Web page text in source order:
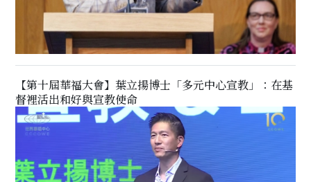
【第十屆華福大會】葉立揚博士「多元中心宣教」：在基
督裡活出和好與宣教使命